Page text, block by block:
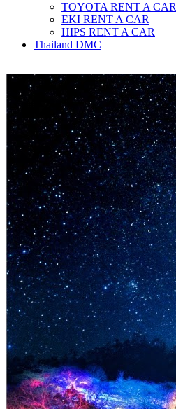
TOYOTA RENT A CAR
EKI RENT A CAR
HIPS RENT A CAR
Thailand DMC